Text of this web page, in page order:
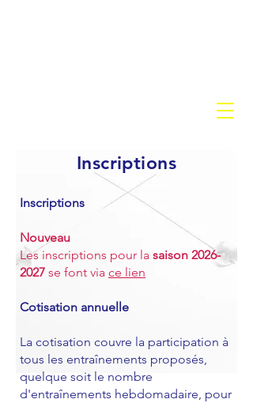
Inscriptions
Inscriptions
Nouveau
Les inscriptions pour la saison 2026-
2027 se font via ce lien
Cotisation annuelle
La cotisation couvre la participation à
tous les entraînements proposés,
quelque soit le nombre
d'entraînements hebdomadaire, pour